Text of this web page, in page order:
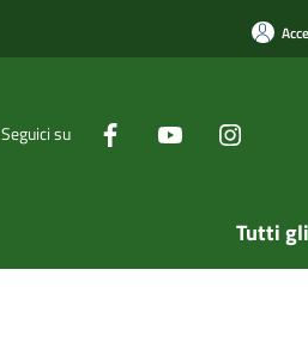
Seguici su
Tutti